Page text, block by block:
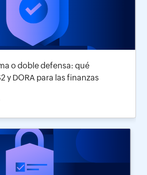
o doble defensa: qué
y DORA para las finanzas